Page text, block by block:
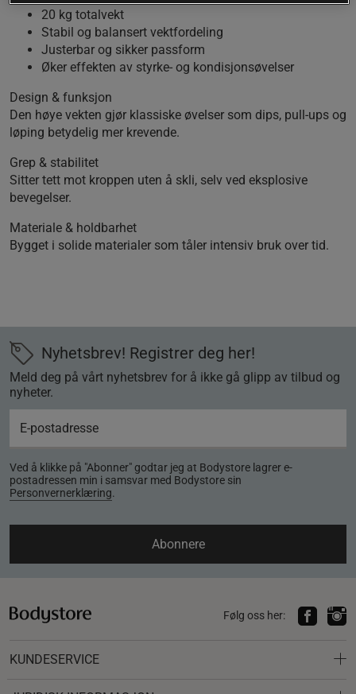
20 kg totalvekt
Stabil og balansert vektfordeling
Justerbar og sikker passform
Øker effekten av styrke- og kondisjonsøvelser
Design & funksjon
Den høye vekten gjør klassiske øvelser som dips, pull‑ups og
løping betydelig mer krevende.
Grep & stabilitet
Sitter tett mot kroppen uten å skli, selv ved eksplosive
bevegelser.
Materiale & holdbarhet
Bygget i solide materialer som tåler intensiv bruk over tid.
Nyhetsbrev! Registrer deg her!
Meld deg på vårt nyhetsbrev for å ikke gå glipp av tilbud og
nyheter.
Ved å klikke på "Abonner" godtar jeg at Bodystore lagrer e-
postadressen min i samsvar med Bodystore sin
Personvernerklæring.
Abonnere
Følg oss her:
KUNDESERVICE